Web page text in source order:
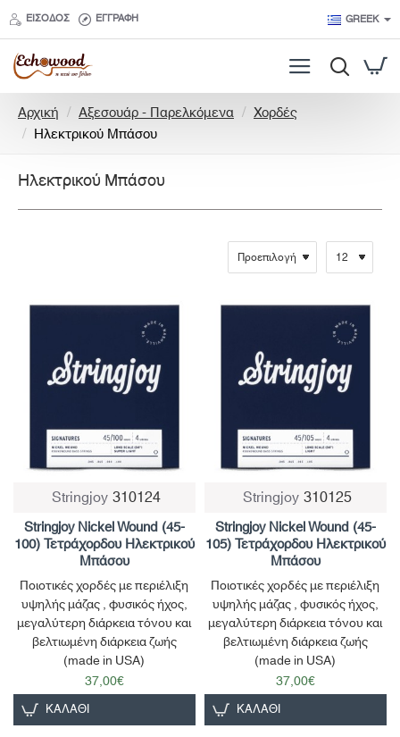
ΕΊΣΟΔΟΣ ΕΓΓΡΑΦΉ GREEK
Αρχική
o
e
Αξεσουάρ - Παρελκόμενα
Χορδές
Ηλεκτρικού Μπάσου
Ηλεκτρικού Μπάσου
Stringjoy310124
Stringjoy Nickel Wound (45-
100) Τετράχορδου Ηλεκτρικού
Μπάσου
Ποιοτικές χορδές με περιέλιξη
υψηλής μάζας , φυσικός ήχος,
μεγαλύτερη διάρκεια τόνου και
βελτιωμένη διάρκεια ζωής
(made in USA)
37,00€
ΚΑΛΆΘΙ
Stringjoy310125
Stringjoy Nickel Wound (45-
105) Τετράχορδου Ηλεκτρικού
Μπάσου
Ποιοτικές χορδές με περιέλιξη
υψηλής μάζας , φυσικός ήχος,
μεγαλύτερη διάρκεια τόνου και
βελτιωμένη διάρκεια ζωής
(made in USA)
37,00€
ΚΑΛΆΘΙ